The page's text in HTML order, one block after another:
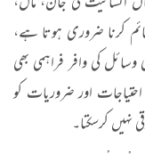
کرنا ضروری ہوتا ہے،
کی وافر فراہمی بھی
اور ضروریات کو
کرسکتا۔